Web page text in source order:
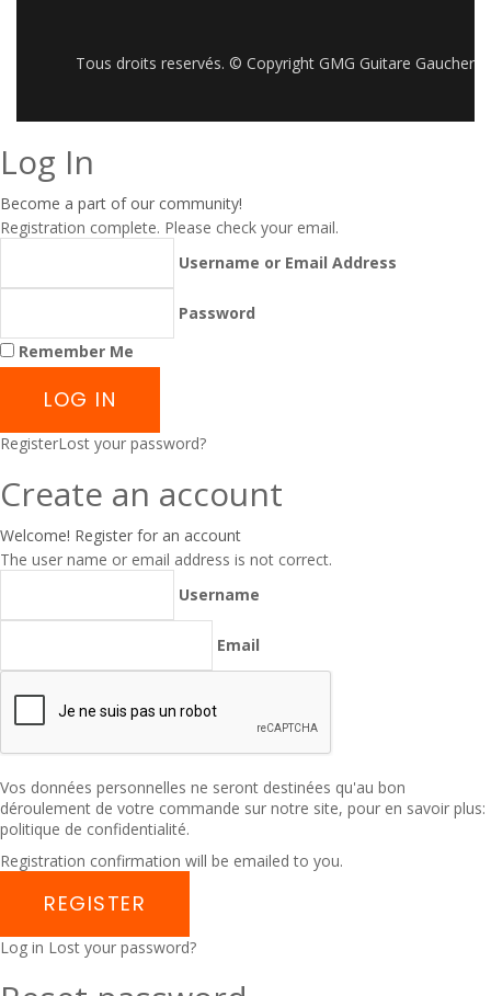
Tous droits reservés. © Copyright GMG Guitare Gaucher
Log In
Become a part of our community!
Registration complete. Please check your email.
Username or Email Address
Password
Remember Me
RegisterLost your password?
Create an account
Welcome! Register for an account
The user name or email address is not correct.
Username
Email
Vos données personnelles ne seront destinées qu'au bon
déroulement de votre commande sur notre site, pour en savoir plus:
politique de confidentialité.
Registration confirmation will be emailed to you.
Log in Lost your password?